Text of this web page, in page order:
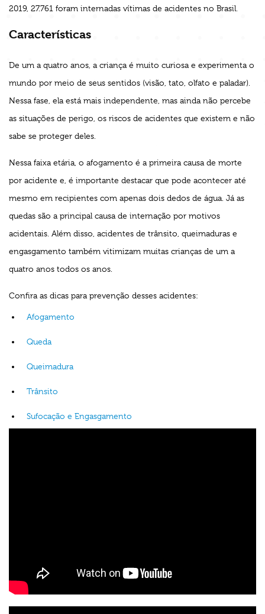
2019, 27.761 foram internadas vítimas de acidentes no Brasil.
Características
De um a quatro anos, a criança é muito curiosa e experimenta o
mundo por meio de seus sentidos (visão, tato, olfato e paladar).
Nessa fase, ela está mais independente, mas ainda não percebe
as situações de perigo, os riscos de acidentes que existem e não
sabe se proteger deles.
Nessa faixa etária, o afogamento é a primeira causa de morte
por acidente e, é importante destacar que pode acontecer até
mesmo em recipientes com apenas dois dedos de água. Já as
quedas são a principal causa de internação por motivos
acidentais. Além disso, acidentes de trânsito, queimaduras e
engasgamento também vitimizam muitas crianças de um a
quatro anos todos os anos.
Confira as dicas para prevenção desses acidentes:
Afogamento
Queda
Queimadura
Trânsito
Sufocação e Engasgamento